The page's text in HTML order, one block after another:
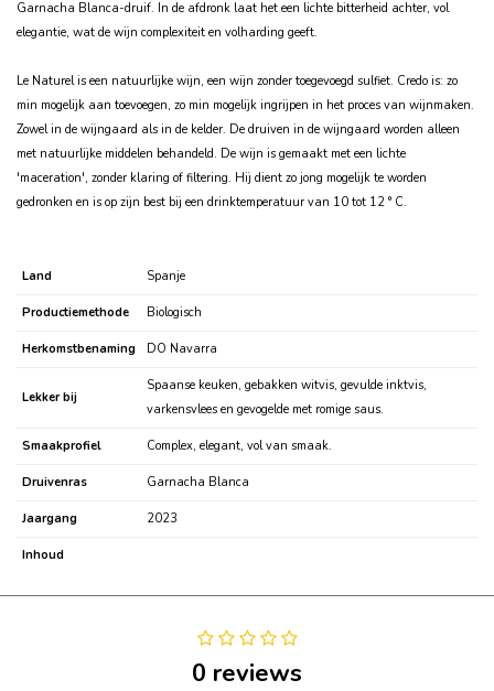
Garnacha Blanca-druif. In de afdronk laat het een lichte bitterheid achter, vol
elegantie, wat de wijn complexiteit en volharding geeft.
Le Naturel is een natuurlijke wijn, een wijn zonder toegevoegd sulfiet. Credo is: zo
min mogelijk aan toevoegen, zo min mogelijk ingrijpen in het proces van wijnmaken.
Zowel in de wijngaard als in de kelder. De druiven in de wijngaard worden alleen
met natuurlijke middelen behandeld. De wijn is gemaakt met een lichte
'maceration', zonder klaring of filtering. Hij dient zo jong mogelijk te worden
gedronken en is op zijn best bij een drinktemperatuur van 10 tot 12 ° C.
Land Spanje
Productiemethode Biologisch
Herkomstbenaming DO Navarra
Lekker bij
Spaanse keuken, gebakken witvis, gevulde inktvis,
varkensvlees en gevogelde met romige saus.
Smaakprofiel Complex, elegant, vol van smaak.
Druivenras Garnacha Blanca
Jaargang 2023
Inhoud
0 reviews